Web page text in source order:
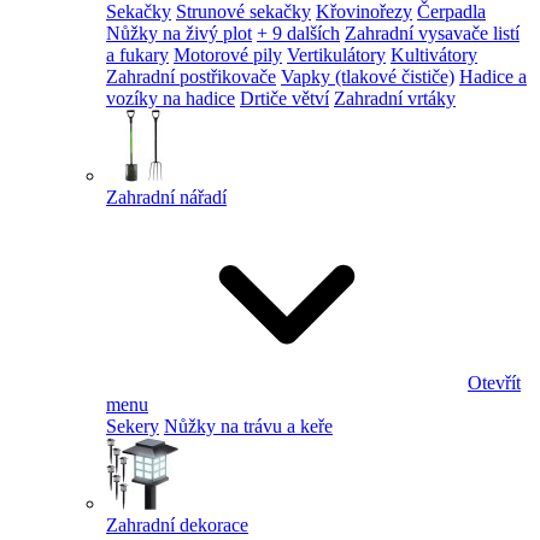
Sekačky Strunové sekačky Křovinořezy Čerpadla
Nůžky na živý plot + 9 dalších Zahradní vysavače listí
a fukary Motorové pily Vertikulátory Kultivátory
Zahradní postřikovače Vapky (tlakové čističe) Hadice a
vozíky na hadice Drtiče větví Zahradní vrtáky
Zahradní nářadí
Otevřít
menu
Sekery Nůžky na trávu a keře
Zahradní dekorace